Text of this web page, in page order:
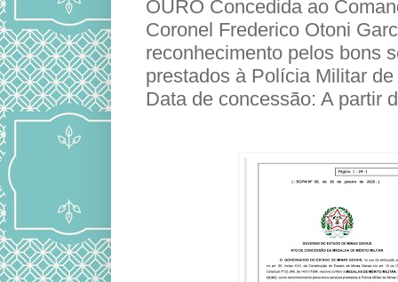
OURO Concedida ao
Coronel Frederico Otoni
reconhecimento pelos bons
prestados à Polícia Militar
Data de concessão: A partir